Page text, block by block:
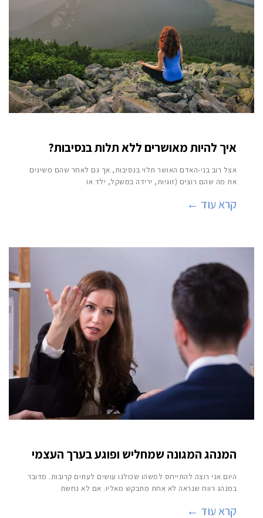
איך להיות מאושרים ללא תלות בנסיבות?
אצל רוב בני-האדם האושר תלוי בנסיבות, אך גם לאחר שהם משיגים
את מה שהם רוצים (זוגיות, ירידה במשקל, ילד או
קרא עוד ←
המנהג המגונה שמחליש ופוגע בערך העצמי
היום אני רוצה להתייחס למשהו שכולנו עושים לעתים קרובות. מדובר
במנהג רווח שנראה לא אחת מתבקש מאליו. אם לא נחשת
קרא עוד ←